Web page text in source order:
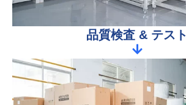
品質検査 & テスト